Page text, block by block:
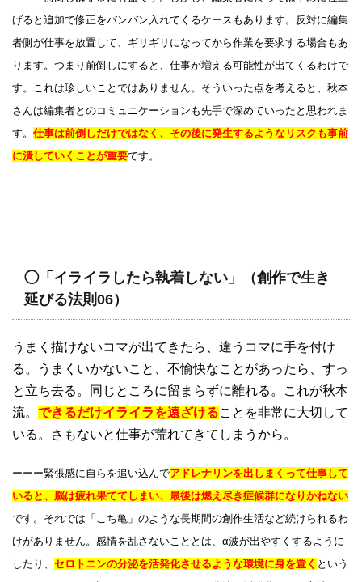
げると追加で修正をバンバン入れてくるケースもあります。反対に編集
者側が仕事を放置して、ギリギリになってから作業を要求する場合もあ
ります。つまり前倒しにすると、仕事が増える可能性が出てくるわけで
す。これは珍しいことではありません。そういった点を考えると、秋本
さんは編集者とのコミュニケーションも先手で深めていったと思われま
す。 仕事は前倒しだけではなく、その後に発生するようなリスクも事前
に潰していくことが重要です。
◯「イライラしたら執着しない」（創作で生き
延びる法則06）
うまく描けないコマが出てきたら、違うコマに手を付け
る。うまくいかないこと、不愉快なことがあったら、すっ
と立ち去る。同じところに留まらずに離れる。これが秋本
流。 できるだけイライラを遠ざけることを非常に大切して
いる。さもないと仕事が荒れてきてしまうから。
ーーー緊張感に自らを追い込んでアドレナリンを出しまくって仕事して
いると、脳は疲れ果ててしまい、最後は燃え尽き症候群になりかねない
です。それでは「こち亀」のような長期間の創作生活など続けられるわ
けがありません。感情を乱さないこととは、α波が出やすくするように
したり、 セロトニンの分泌を活発化させるような環境に身を置く という